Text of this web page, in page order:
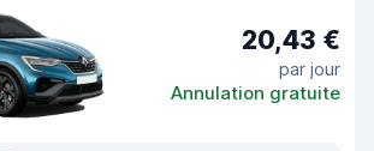
20,43 €
par jour
Annulation gratuite